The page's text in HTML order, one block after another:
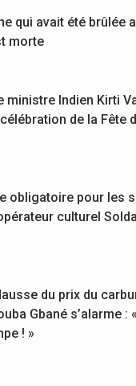
qui avait été brûlée
morte
ministre Indien Kirti
de la Fête
obligatoire pour les
culturel
du prix du
Gbané s’alarme :
! »